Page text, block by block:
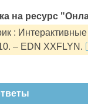
на ресурс
:
– EDN XXFLYN.